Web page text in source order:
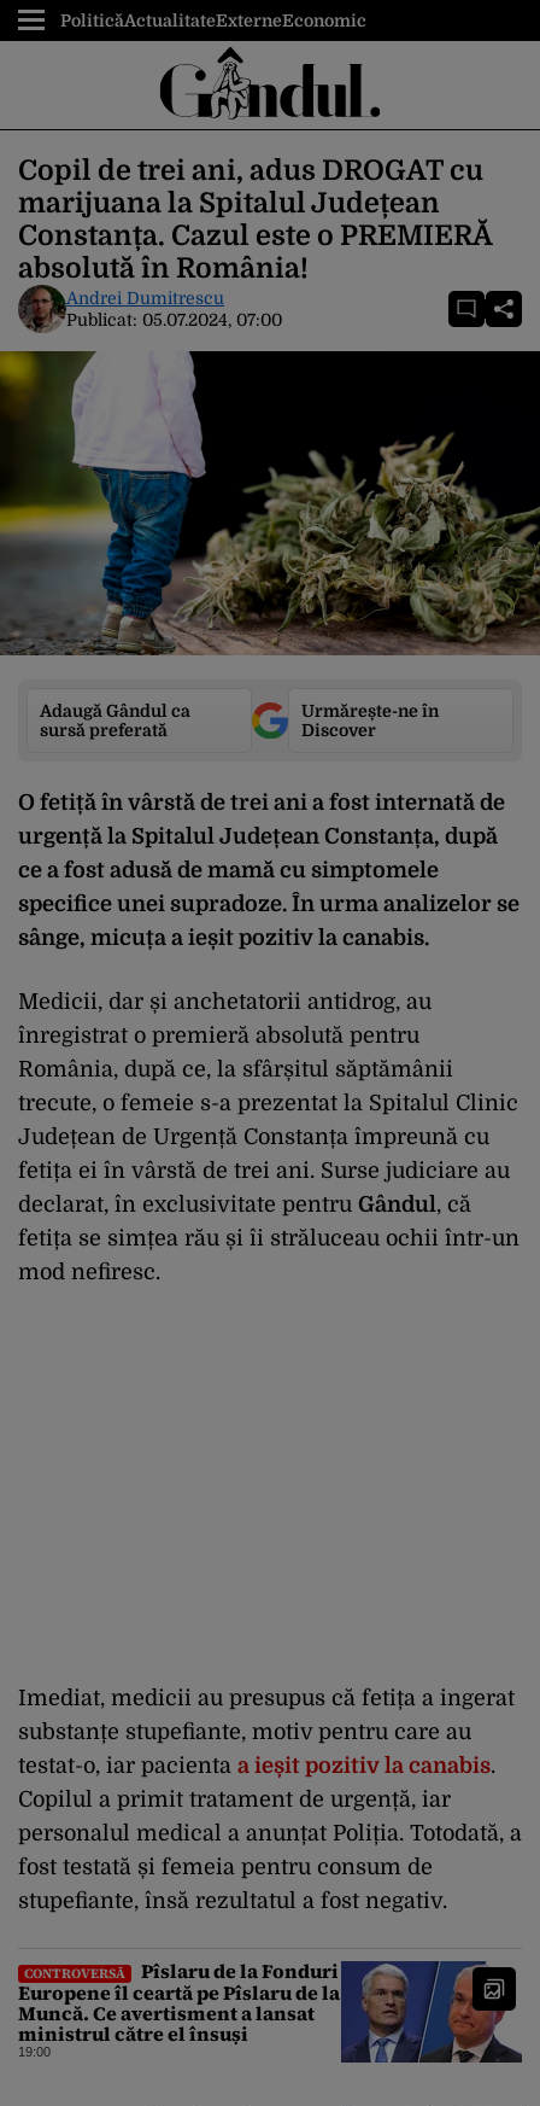
PoliticăActualitateExterneEconomic
Copil de trei ani, adus DROGAT cu
marijuana la Spitalul Județean
Constanța. Cazul este o PREMIERĂ
absolută în România!
Andrei Dumitrescu
Publicat: 05.07.2024, 07:00
Adaugă Gândul ca
sursă preferată
Urmărește-ne în
Discover
O fetiță în vârstă de trei ani a fost internată de
urgență la Spitalul Județean Constanța, după
ce a fost adusă de mamă cu simptomele
specifice unei supradoze. În urma analizelor se
sânge, micuța a ieșit pozitiv la canabis.
Medicii, dar și anchetatorii antidrog, au
înregistrat o premieră absolută pentru
România, după ce, la sfârșitul săptămânii
trecute, o femeie s-a prezentat la Spitalul Clinic
Județean de Urgență Constanța împreună cu
fetița ei în vârstă de trei ani. Surse judiciare au
declarat, în exclusivitate pentru Gândul, că
fetița se simțea rău și îi străluceau ochii într-un
mod nefiresc.
Imediat, medicii au presupus că fetița a ingerat
substanțe stupefiante, motiv pentru care au
testat-o, iar pacienta a ieșit pozitiv la canabis.
Copilul a primit tratament de urgență, iar
personalul medical a anunțat Poliția. Totodată, a
fost testată și femeia pentru consum de
stupefiante, însă rezultatul a fost negativ.
CONTROVERSĂ
Pîslaru de la Fonduri
Europene îl ceartă pe Pîslaru de la
Muncă. Ce avertisment a lansat
ministrul către el însuși
19:00